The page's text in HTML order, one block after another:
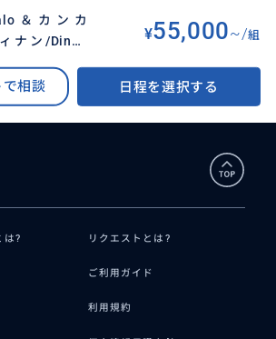
＆カンカ
ナン/Dinan
ター車で移
¥55,000~/組
相談 日程を選択する
ル/CANCALE＆ディナン/Dinan 西フランス 2日間
観光 フランス最も美しい村 往復チャーター車で移動
は? リクエストとは?
ご利用ガイド
利用規約